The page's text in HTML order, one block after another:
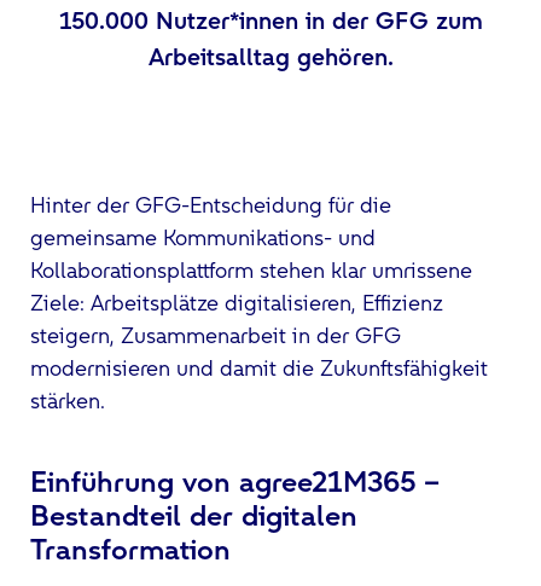
150.000 Nutzer*innen in der GFG zum
Arbeitsalltag gehören.
Hinter der GFG-Entscheidung für die
gemeinsame Kommunikations- und
Kollaborationsplattform stehen klar umrissene
Ziele: Arbeitsplätze digitalisieren, Effizienz
steigern, Zusammenarbeit in der GFG
modernisieren und damit die Zukunftsfähigkeit
stärken.
Einführung von agree21M365 –
Bestandteil der digitalen
Transformation